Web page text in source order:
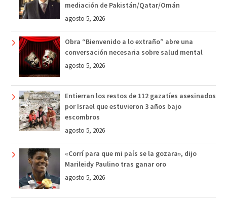
mediación de Pakistán/Qatar/Omán
agosto 5, 2026
Obra “Bienvenido a lo extraño” abre una
conversación necesaria sobre salud mental
agosto 5, 2026
Entierran los restos de 112 gazatíes asesinados
por Israel que estuvieron 3 años bajo
escombros
agosto 5, 2026
«Corrí para que mi país se la gozara», dijo
Marileidy Paulino tras ganar oro
agosto 5, 2026